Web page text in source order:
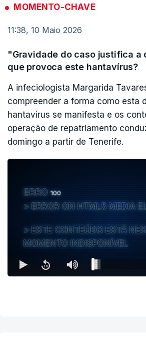
ESTE CONTEÚDO ESTÁ NESTE
MOMENTO-CHAVE
11:38, 10 Maio 2026
"Gravidade do caso justifica a
que provoca este hantavírus?
A infeciologista Margarida
compreender a forma como esta
hantavírus se manifesta e os
operação de repatriamento
domingo a partir de Tenerife.
ERRO100
ERROR ON HTML5 MEDIA
ESTE CONTEÚDO ESTÁ
MOMENTO INDISPONÍVEL